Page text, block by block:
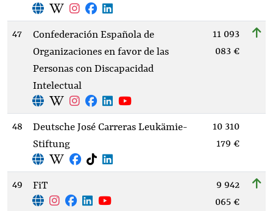
47
Confederación Española de
Organizaciones en favor de las
Personas con Discapacidad
Intelectual
11 093
083 €
48
Deutsche José Carreras Leukämie-
Stiftung
10 310
179 €
49 FiT
9 942
065 €